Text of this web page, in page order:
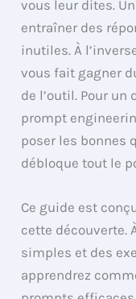
vous leur dites.
entraîner des
inutiles. À
vous fait gagner
de l’outil. Pour
prompt
poser les bonnes
débloque tout le
Ce guide est
cette découverte.
simples et des
apprendrez